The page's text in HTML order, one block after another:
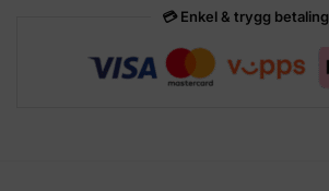
💳 Enkel & trygg betaling